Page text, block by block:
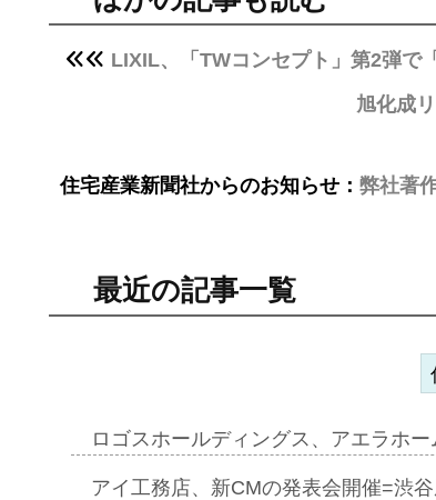
LIXIL、「TWコンセプト」第2弾で
旭化成
住宅産業新聞社からのお知らせ： 弊社著
最近の記事一覧
ロゴスホールディングス、アエラホ
アイ工務店、新CMの発表会開催=渋